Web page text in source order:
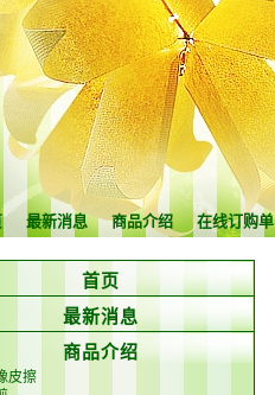
最新消息 商品介绍 在线订购单
首页
最新消息
商品介绍
皮擦